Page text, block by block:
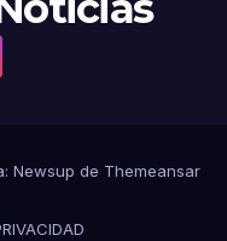
Newsup de Themeansar